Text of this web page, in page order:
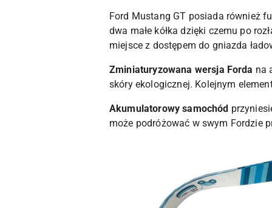
Ford Mustang GT posiada również
dwa małe kółka dzięki czemu po
miejsce z dostępem do gniazda
Zminiaturyzowana wersja Forda na
skóry ekologicznej. Kolejnym
Akumulatorowy samochód
może podróżować w swym Fordzie